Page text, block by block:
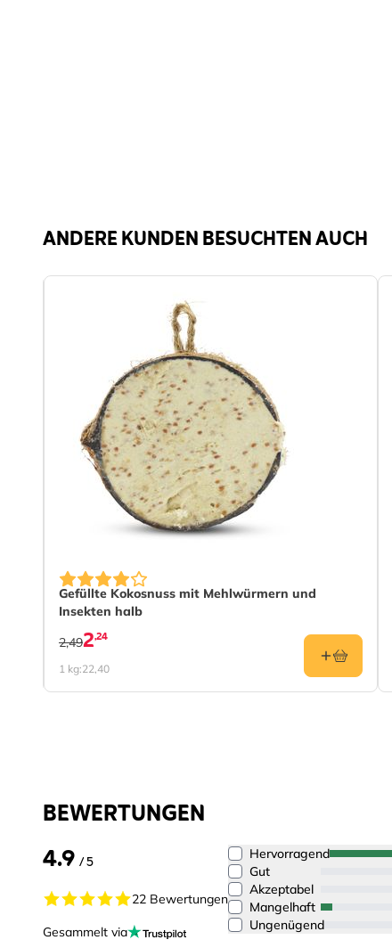
ANDERE KUNDEN BESUCHTEN AUCH
Gefüllte Kokosnuss mit Mehlwürmern und
Insekten halb
2,24
2,49
1 kg:22,40
BEWERTUNGEN
4.9 / 5
22 Bewertungen
Gesammelt via
Hervorragend
Gut
Akzeptabel
Mangelhaft
Ungenügend